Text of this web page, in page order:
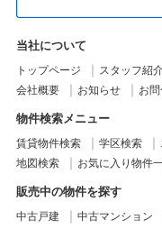
当社について
トップページ スタッフ紹
会社概要
お知らせ お
物件検索メニュー
賃貸物件検索 学区検索
地図検索
お気に入り物件
販売中の物件を探す
中古戸建 中古マンション